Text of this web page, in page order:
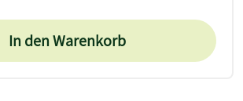
In den Warenkorb